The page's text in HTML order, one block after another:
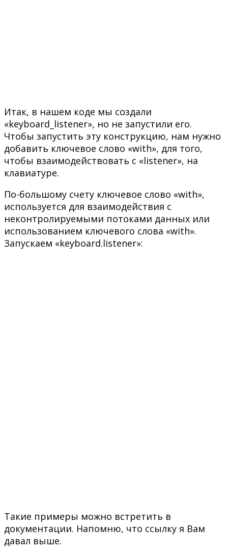
Итак, в нашем коде мы создали
«keyboard_listener», но не запустили его.
Чтобы запустить эту конструкцию, нам нужно
добавить ключевое слово «with», для того,
чтобы взаимодействовать с «listener», на
клавиатуре.
По-большому счету ключевое слово «with»,
используется для взаимодействия с
неконтролируемыми потоками данных или
использованием ключевого слова «with».
Запускаем «keyboard.listener»:
Такие примеры можно встретить в
документации. Напомню, что ссылку я Вам
давал выше.